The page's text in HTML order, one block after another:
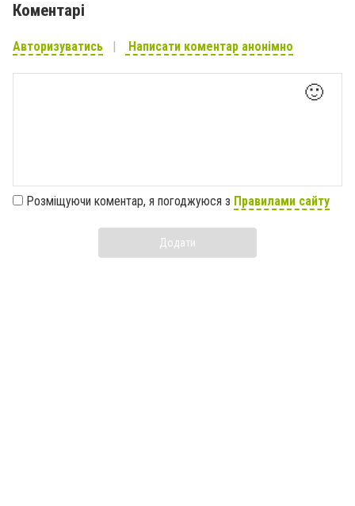
Коментарі
Авторизуватись Написати коментар анонімно
🙂
Розміщуючи коментар, я погоджуюся з Правилами сайту
Додати